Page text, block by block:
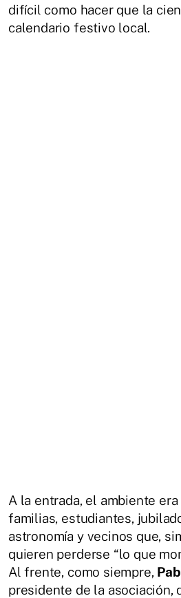
difícil como hacer que la
calendario festivo local.
A la entrada, el ambiente
familias, estudiantes,
astronomía y vecinos que,
quieren perderse “lo que
Al frente, como siempre,
presidente de la asociación,